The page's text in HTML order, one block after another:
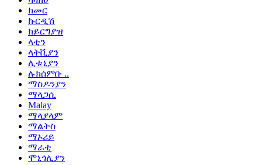
ክመር
ኩርዲሽ
ክይርግያዝ
ላቲን
ላትቪያን
ሊቱኒያን
ሉክሰምቡ ..
ማስዶንያን
ማላጋሲ
Malay
ማላያላም
ማልትስ
ማኦሪይ
ማራቲ
ሞኒጎሊያን